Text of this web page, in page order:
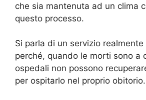
che sia mantenuta ad un clima
questo processo.
Si parla di un servizio
perché, quando le morti sono a
ospedali non possono
per ospitarlo nel proprio obitorio.